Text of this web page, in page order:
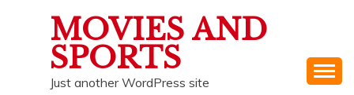
MOVIES AND
SPORTS
Just another WordPress site